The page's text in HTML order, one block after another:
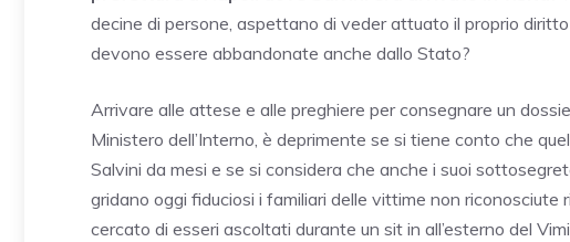
decine di persone, aspettano di veder attuato il proprio
devono essere abbandonate anche dallo Stato?
Arrivare alle attese e alle preghiere per consegnare un
Ministero dell’Interno, è deprimente se si tiene conto che
Salvini da mesi e se si considera che anche i suoi
gridano oggi fiduciosi i familiari delle vittime non
cercato di esseri ascoltati durante un sit in all’esterno del